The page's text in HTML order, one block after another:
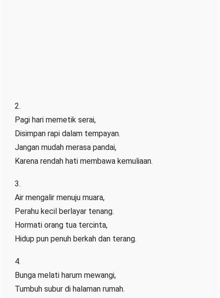
2.
Pagi hari memetik serai,
Disimpan rapi dalam tempayan.
Jangan mudah merasa pandai,
Karena rendah hati membawa kemuliaan.
3.
Air mengalir menuju muara,
Perahu kecil berlayar tenang.
Hormati orang tua tercinta,
Hidup pun penuh berkah dan terang.
4.
Bunga melati harum mewangi,
Tumbuh subur di halaman rumah.